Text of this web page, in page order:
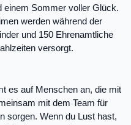
einem Sommer voller Glück.
werden während der
und 150 Ehrenamtliche
versorgt.
es auf Menschen an, die mit
mit dem Team für
sorgen. Wenn du Lust hast,